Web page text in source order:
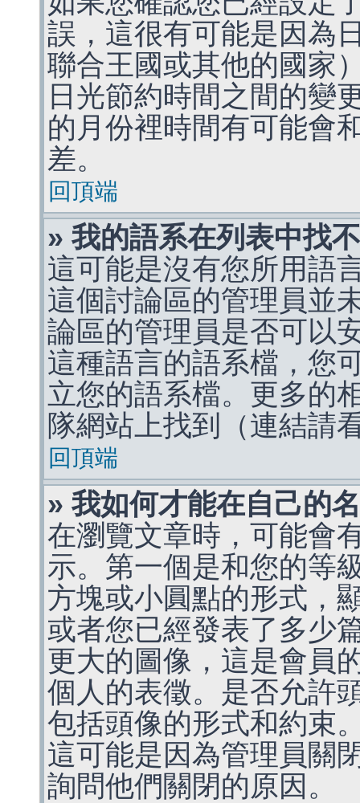
誤，這很有可能是因為
聯合王國或其他的國家
日光節約時間之間的變
的月份裡時間有可能會
差。
回頂端
» 我的語系在列表中找
這可能是沒有您所用語
這個討論區的管理員並
論區的管理員是否可以
這種語言的語系檔，您
立您的語系檔。更多的
隊網站上找到（連結請
回頂端
» 我如何才能在自己的
在瀏覽文章時，可能會
示。第一個是和您的等
方塊或小圓點的形式，
或者您已經發表了多少
更大的圖像，這是會員
個人的表徵。是否允許
包括頭像的形式和約束
這可能是因為管理員關
詢問他們關閉的原因。